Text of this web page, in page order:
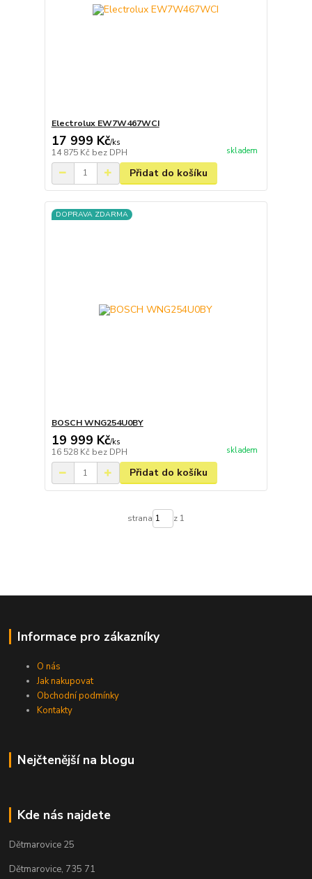
Electrolux EW7W467WCI
17 999 Kč/ks
14 875 Kč bez DPH skladem
Přidat do košíku
DOPRAVA ZDARMA
BOSCH WNG254U0BY
19 999 Kč/ks
16 528 Kč bez DPH skladem
Přidat do košíku
strana z 1
Informace pro zákazníky
O nás
Jak nakupovat
Obchodní podmínky
Kontakty
Nejčtenější na blogu
Kde nás najdete
Dětmarovice 25
Dětmarovice, 735 71